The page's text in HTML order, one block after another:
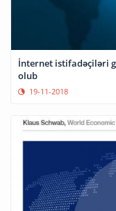
İnternet istifadəçiləri
olub
19-11-2018